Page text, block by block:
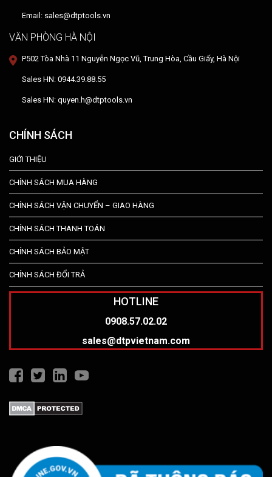
Email: sales@dtptools.vn
VĂN PHÒNG HÀ NỘI
P502 Tòa Nhà 11 Nguyễn Ngọc Vũ, Trung Hòa, Cầu Giấy, Hà Nội
Sales HN: 0944.39.88.55
Sales HN: quyen.h@dtptools.vn
CHÍNH SÁCH
GIỚI THIỆU
CHÍNH SÁCH MUA HÀNG
CHÍNH SÁCH VẬN CHUYỂN – GIAO HÀNG
CHÍNH SÁCH THANH TOÁN
CHÍNH SÁCH BẢO MẬT
CHÍNH SÁCH ĐỔI TRẢ
HOTLINE
0908.57.02.02
sales@dtpvietnam.com